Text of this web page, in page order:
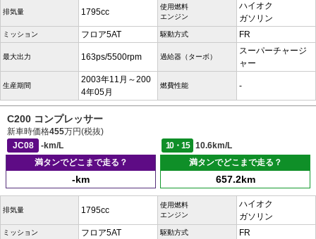
排気量 1795cc
使用燃料
エンジン
ハイオク
ガソリン
ミッション フロア5AT 駆動方式 FR
最大出力 163ps/5500rpm 過給器（ターボ）
スーパーチャージ
ャー
生産期間
2003年11月～200
4年05月
燃費性能 -
C200 コンプレッサー
新車時価格455万円(税抜)
JC08
-km/L 10・15
10.6km/L
満タンでどこまで走る？
-km
満タンでどこまで走る？
657.2km
排気量 1795cc
使用燃料
エンジン
ハイオク
ガソリン
ミッション フロア5AT 駆動方式 FR